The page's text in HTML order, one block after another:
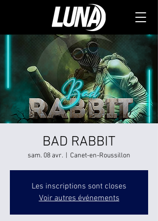
BAD RABBIT
sam. 08 avr. Canet-en-Roussillon
Les inscriptions sont closes
Voir autres événements